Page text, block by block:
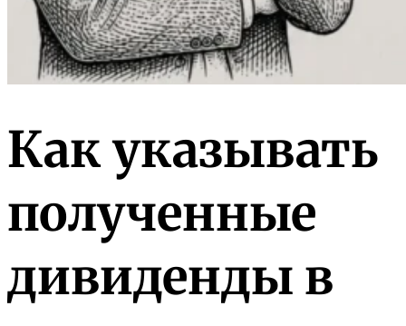
Как указывать
полученные
дивиденды в